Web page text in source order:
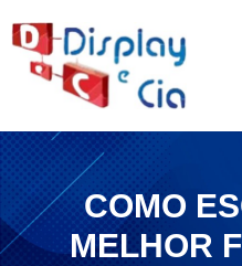
COMO
MELHOR